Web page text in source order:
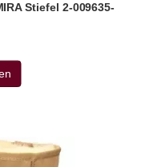
Stiefel 2-009635-